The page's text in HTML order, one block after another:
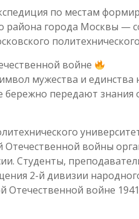
по местам
района города Москвы —
войне
мужества и
бережно передают
войны
Студенты,
2-й дивизии
войне